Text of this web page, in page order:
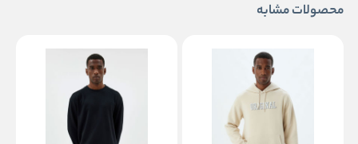
محصولات مشابه